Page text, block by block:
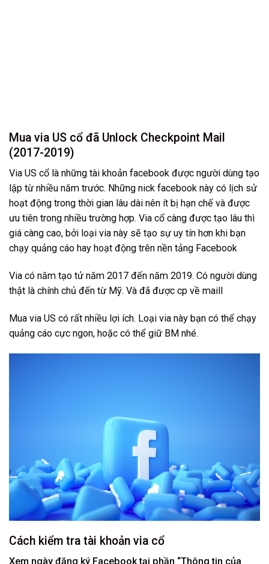
Mua via US cổ đã Unlock Checkpoint Mail
(2017-2019)
Via US cổ là những tài khoản facebook được người dùng tạo
lập từ nhiều năm trước. Những nick facebook này có lịch sử
hoạt động trong thời gian lâu dài nên ít bị hạn chế và được
ưu tiên trong nhiều trường hợp. Via cổ càng được tạo lâu thì
giá càng cao, bởi loại via này sẽ tạo sự uy tín hơn khi bạn
chạy quảng cáo hay hoạt động trên nền tảng Facebook
Via có năm tạo tử năm 2017 đến năm 2019. Có người dùng
thật là chính chủ đến từ Mỹ. Và đã được cp về maill
Mua via US có rất nhiều lợi ích. Loại via này bạn có thể chạy
quảng cáo cực ngon, hoặc có thể giữ BM nhé.
Cách kiểm tra tài khoản via cổ
Xem ngày đăng ký Facebook tại phần “Thông tin của